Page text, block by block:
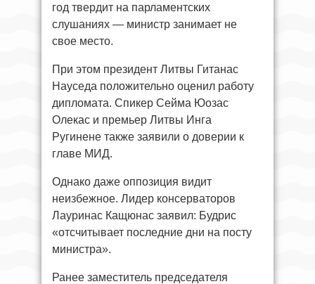
год твердит на парламентских
слушаниях — министр занимает не
свое место.
При этом президент Литвы Гитанас
Науседа положительно оценил работу
дипломата. Спикер Сейма Юозас
Олекас и премьер Литвы Инга
Ругинене также заявили о доверии к
главе МИД.
Однако даже оппозиция видит
неизбежное. Лидер консерваторов
Лауринас Кащюнас заявил: Будрис
«отсчитывает последние дни на посту
министра».
Ранее заместитель председателя